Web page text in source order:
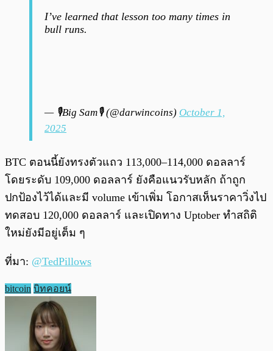
I’ve learned that lesson too many times in
bull runs.
— 🎙️Big Sam🎙️ (@darwincoins) October 1,
2025
BTC ตอนนี้ยังทรงตัวแถว 113,000–114,000 ดอลลาร์
โดยระดับ 109,000 ดอลลาร์ ยังคือแนวรับหลัก ถ้าถูก
ปกป้องไว้ได้และมี volume เข้าเพิ่ม โอกาสเห็นราคาวิ่งไป
ทดสอบ 120,000 ดอลลาร์ และเปิดทาง Uptober ทำสถิติ
ใหม่ยังมีอยู่เต็ม ๆ
ที่มา: @TedPillows
bitcoin บิทคอยน์